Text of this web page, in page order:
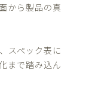
から製品の真
スペック表に
まで踏み込ん